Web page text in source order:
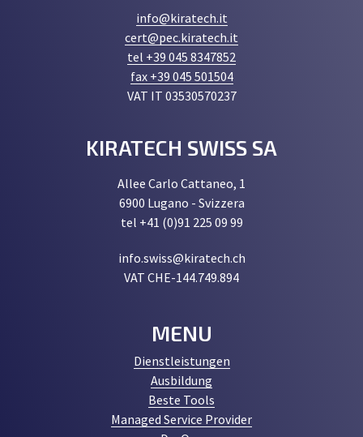
info@kiratech.it
cert@pec.kiratech.it
tel +39 045 8347852
fax +39 045 501504
VAT IT 03530570237
KIRATECH SWISS SA
Allee Carlo Cattaneo, 1
6900 Lugano - Svizzera
tel +41 (0)91 225 09 99
info.swiss@kiratech.ch
VAT CHE-144.749.894
MENU
Dienstleistungen
Ausbildung
Beste Tools
Managed Service Provider